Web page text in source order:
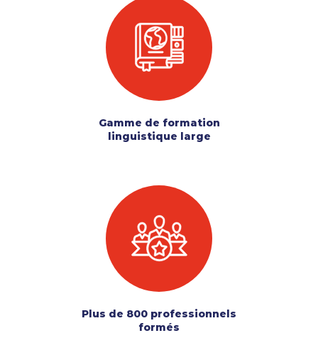
Gamme de formation
linguistique large
Plus de 800 professionnels
formés